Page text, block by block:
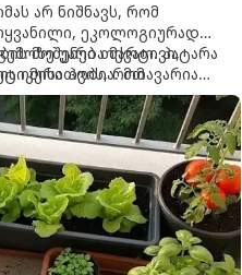
არ ნიშნავს, რომ
ეკოლოგიურად
უარი თქვათ. პატარა
იმისათვის, რომ
საიდანაც
არომატულ მწვანილსა
მოშენება მარტივი,
ჰობია. მთავარია
ეგუებიან
კარგად და როგორ